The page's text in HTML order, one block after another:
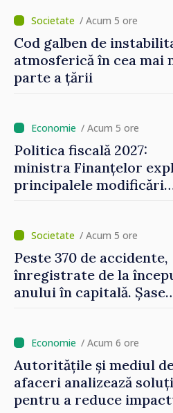
reparație vor fi
regim prioritar
/ Acum 5 ore
Cod galben de
atmosferică în cea mai
parte a țării
/ Acum 5 ore
Politica fiscală 2027:
ministra Finanțelor
principalele modificări
locale și rutiere
/ Acum 5 ore
Peste 370 de accidente,
înregistrate de la
anului în capitală. Șase
/ Acum 6 ore
Autoritățile și mediul
afaceri analizează
pentru a reduce